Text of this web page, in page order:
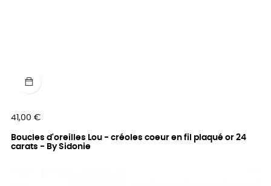
Prix
41,00 €
Boucles d'oreilles Lou - créoles coeur en fil plaqué or 24
carats - By Sidonie